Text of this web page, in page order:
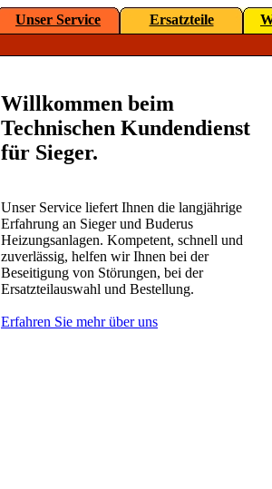
Unser Service Ersatzteile
Willkommen beim
Technischen Kundendienst
für Sieger.
Unser Service liefert Ihnen die langjährige
Erfahrung an Sieger und Buderus
Heizungsanlagen. Kompetent, schnell und
zuverlässig, helfen wir Ihnen bei der
Beseitigung von Störungen, bei der
Ersatzteilauswahl und Bestellung.
Erfahren Sie mehr über uns